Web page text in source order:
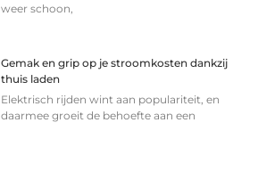
weer schoon,
Gemak en grip op je stroomkosten dankzij
thuis laden
Elektrisch rijden wint aan populariteit, en
daarmee groeit de behoefte aan een